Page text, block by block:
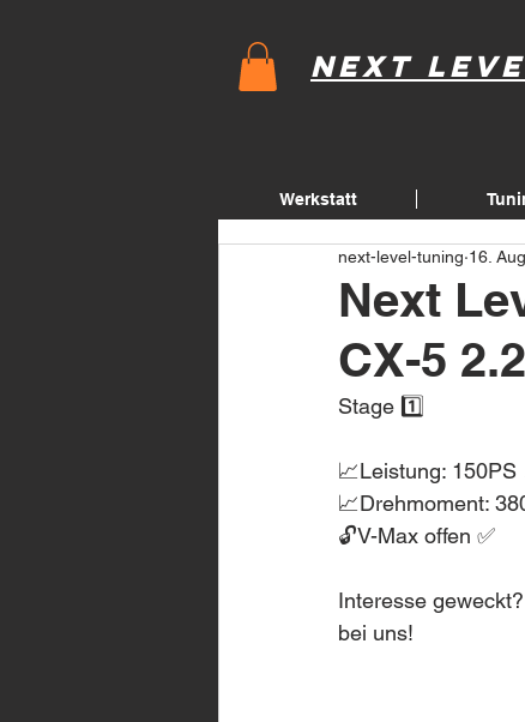
Next
Werkstatt
Next
CX-5
next-level-tuning 16.
Stage 1️⃣
📈Leistung:
📈Drehmoment:
🔓V-Max offen ✅
Interesse
bei uns!